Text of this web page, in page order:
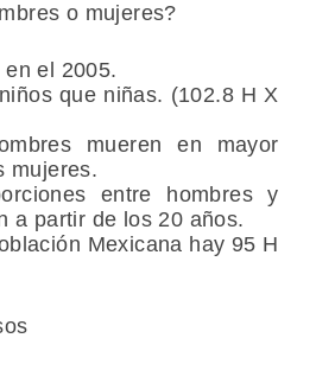
o mujeres?
el 2005.
que niñas. (102.8 H X
mueren en mayor
mujeres.
entre hombres y
a partir de los 20 años.
Mexicana hay 95 H